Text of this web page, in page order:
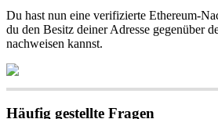
Du hast nun eine verifizierte Ethereum-
du den Besitz deiner Adresse gegenüber
nachweisen kannst.
Häufig gestellte Fragen